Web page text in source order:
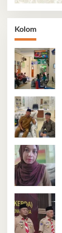
Kolom